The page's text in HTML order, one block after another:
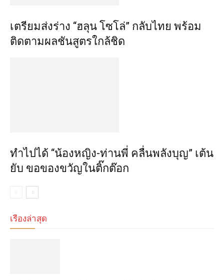
เตรียมส่งร่าง “ฮลุน โซโล่” กลับไทย พร้อม
ติดตามผลชันสูตรใกล้ชิด
ทำไปได้ “น้องหญิง-ท่านพี่ คลื่นพลังบุญ” เต้น
ยับ ขอของขวัญในติ๊กต๊อก
เรื่องล่าสุด